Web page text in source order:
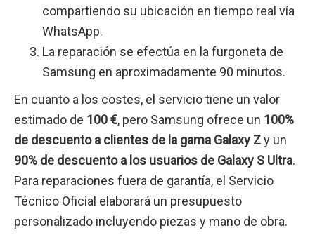
compartiendo su ubicación en tiempo real vía
WhatsApp.
La reparación se efectúa en la furgoneta de
Samsung en aproximadamente 90 minutos.
En cuanto a los costes, el servicio tiene un valor
estimado de 100 €, pero Samsung ofrece un 100%
de descuento a clientes de la gama Galaxy Zy un
90% de descuento a los usuarios de Galaxy S Ultra.
Para reparaciones fuera de garantía, el Servicio
Técnico Oficial elaborará un presupuesto
personalizado incluyendo piezas y mano de obra.